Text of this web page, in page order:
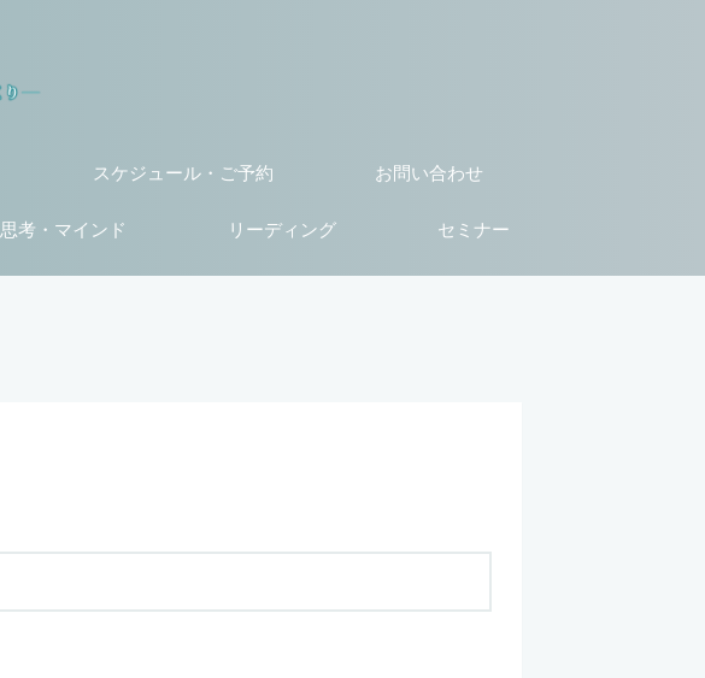
スケジュール・ご予約 お問い合わせ
思考・マインド リーディング セミナー